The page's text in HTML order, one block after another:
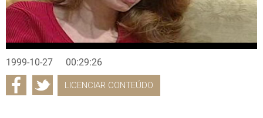
1999-10-27 00:29:26
LICENCIAR CONTEÚDO